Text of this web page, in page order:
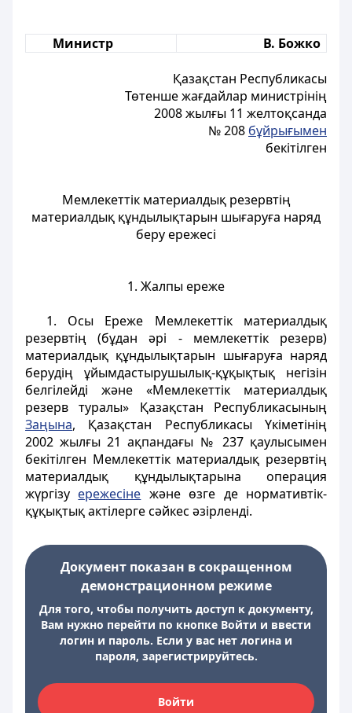
Министр В. Божко
Қазақстан Республикасы
Төтенше жағдайлар министрінің
2008 жылғы 11 желтоқсанда
№ 208 бұйрығымен
бекітілген
Мемлекеттік материалдық резервтің
материалдық құндылықтарын шығаруға наряд
беру ережесі
1. Жалпы ереже
1. Осы Ереже Мемлекеттік материалдық
резервтің (бұдан әрі - мемлекеттік резерв)
материалдық құндылықтарын шығаруға наряд
берудің ұйымдастырушылық-құқықтық негізін
белгілейді және «Мемлекеттік материалдық
резерв туралы» Қазақстан Республикасының
Заңына, Қазақстан Республикасы Үкіметінің
2002 жылғы 21 ақпандағы № 237 қаулысымен
бекітілген Мемлекеттік материалдық резервтің
материалдық құндылықтарына операция
жүргізу ережесіне және өзге де нормативтік-
құқықтық актілерге сәйкес әзірленді.
Документ показан в сокращенном
демонстрационном режиме
Для того, чтобы получить доступ к документу,
Вам нужно перейти по кнопке Войти и ввести
логин и пароль. Если у вас нет логина и
пароля, зарегистрируйтесь.
Войти